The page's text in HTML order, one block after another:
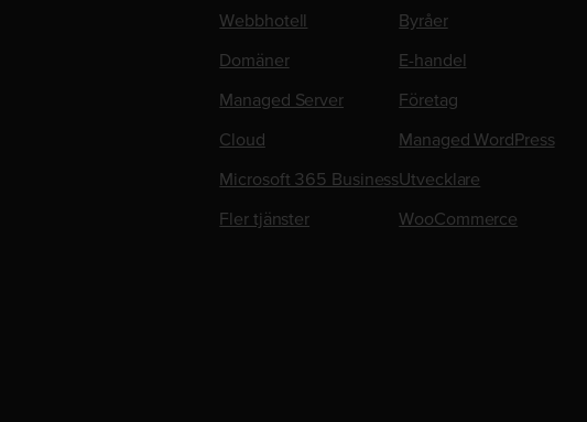
Webbhotell
Domäner
Managed Server
Cloud
Microsoft 365 Business
Fler tjänster
Byråer
E-handel
Företag
Managed WordPress
Utvecklare
WooCommerce